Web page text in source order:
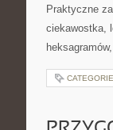
Praktyczne
ciekawostka,